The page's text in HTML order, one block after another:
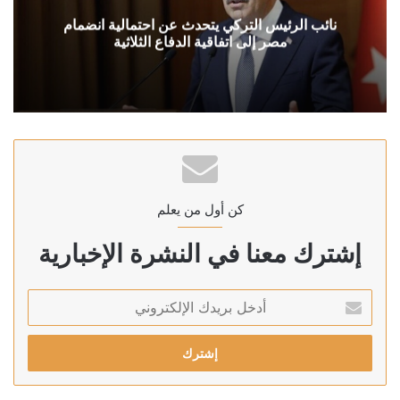
نائب الرئيس التركي يتحدث عن احتمالية انضمام
مصر إلى اتفاقية الدفاع الثلاثية
كن أول من يعلم
إشترك معنا في النشرة الإخبارية
بريدك
الإلكتروني